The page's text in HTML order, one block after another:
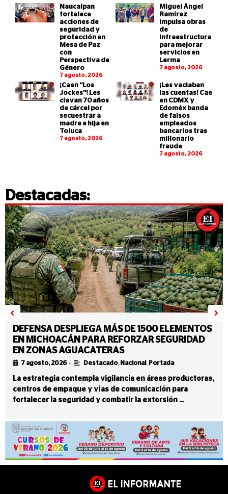
Naucalpan
fortalece
acciones de
seguridad y
protección en
Mesa de Paz
con
Perspectiva de
Género
7 agosto, 2026
Miguel Ángel
Ramírez
impulsa obras
de
infraestructura
para mejorar
servicios en
Lerma
7 agosto, 2026
¡Caen “Los
Jockes”! Les
clavan 70 años
de cárcel por
secuestrar a
madre e hija en
Toluca
7 agosto, 2026
¡Les vaciaban
las cuentas! Cae
en CDMX y
Edoméx banda
de falsos
empleados
bancarios tras
millonario
fraude
7 agosto, 2026
Destacadas:
DEFENSA DESPLIEGA MÁS DE 1500 ELEMENTOS
EN MICHOACÁN PARA REFORZAR SEGURIDAD
EN ZONAS AGUACATERAS
7 agosto, 2026 • Destacado, Nacional , Portada
La estrategia contempla vigilancia en áreas productoras,
centros de empaque y vías de comunicación para
fortalecer la seguridad y combatir la extorsión …